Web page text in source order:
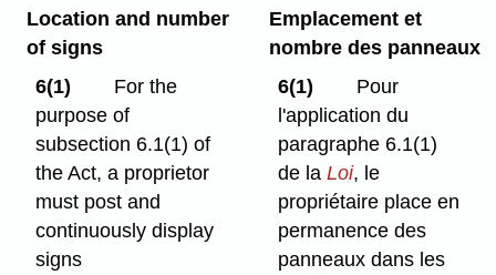
Location and number
of signs
6(1)
For the
purpose of
subsection 6.1(1) of
the Act, a proprietor
must post and
continuously display
signs
Emplacement et
nombre des panneaux
6(1)
Pour
l'application du
paragraphe 6.1(1)
de laLoi, le
propriétaire place en
permanence des
panneaux dans les